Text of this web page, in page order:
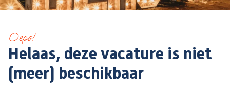
Oeps!
Helaas, deze vacature is niet
(meer) beschikbaar